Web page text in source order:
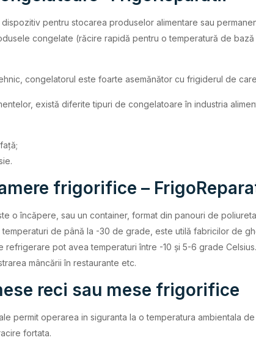
pentru stocarea produselor alimentare sau
congelate (răcire rapidă pentru o temperatură de
congelatorul este foarte asemănător cu frigiderul de
există diferite tipuri de congelatoare în industria
frigorifice –
o încăpere, sau un container, format din panouri de
de până la -30 de grade, este utilă fabricilor de
refrigerare pot avea temperaturi între -10 și 5-6 grade
mâncării în restaurante etc.
reci sau mese frigorifice
permit operarea in siguranta la o temperatura ambientala
fortata.